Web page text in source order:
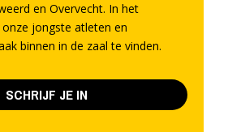
en Overvecht. In het
jongste atleten en
binnen in de zaal te vinden.
SCHRIJF JE IN